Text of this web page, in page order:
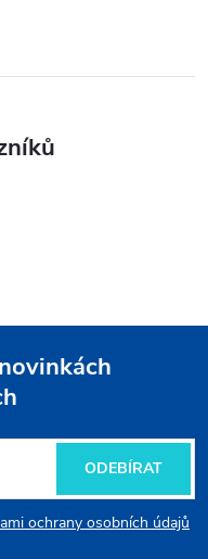
ochrany osobních údajů
ODEBÍRAT